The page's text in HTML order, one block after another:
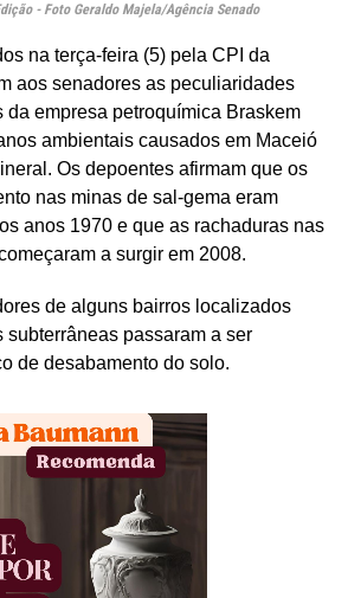
- Foto Geraldo Majela/Agência Senado
na terça-feira (5) pela CPI da
aos senadores as peculiaridades
da empresa petroquímica Braskem
ambientais causados em Maceió
Os depoentes afirmam que os
nas minas de sal-gema eram
anos 1970 e que as rachaduras nas
a surgir em 2008.
de alguns bairros localizados
subterrâneas passaram a ser
de desabamento do solo.